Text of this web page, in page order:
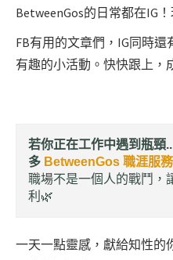
BetweenGos的日常都在IG
FB有用的文章們，IG同時還
有趣的小活動。快快跟上，
若你正在工作中遇到瓶頸
多 BetweenGos 職涯服務
職場不是一個人的戰鬥，
利🌿
一天一點靈感，獻給知性的